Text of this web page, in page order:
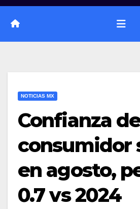
NOTICIAS MX
Confianza
consumidor
en agosto,
0.7 vs 2024